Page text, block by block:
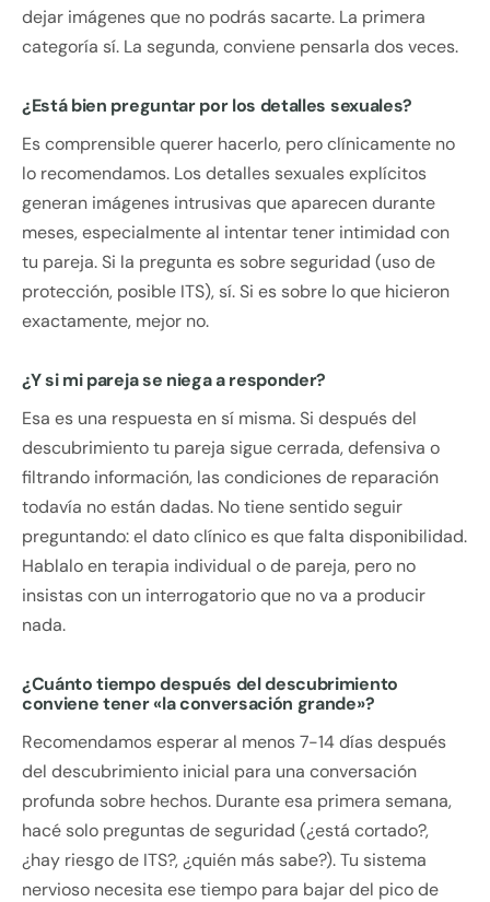
dejar imágenes que no podrás sacarte. La primera
categoría sí. La segunda, conviene pensarla dos veces.
¿Está bien preguntar por los detalles sexuales?
Es comprensible querer hacerlo, pero clínicamente no
lo recomendamos. Los detalles sexuales explícitos
generan imágenes intrusivas que aparecen durante
meses, especialmente al intentar tener intimidad con
tu pareja. Si la pregunta es sobre seguridad (uso de
protección, posible ITS), sí. Si es sobre lo que hicieron
exactamente, mejor no.
¿Y si mi pareja se niega a responder?
Esa es una respuesta en sí misma. Si después del
descubrimiento tu pareja sigue cerrada, defensiva o
filtrando información, las condiciones de reparación
todavía no están dadas. No tiene sentido seguir
preguntando: el dato clínico es que falta disponibilidad.
Hablalo en terapia individual o de pareja, pero no
insistas con un interrogatorio que no va a producir
nada.
¿Cuánto tiempo después del descubrimiento
conviene tener «la conversación grande»?
Recomendamos esperar al menos 7-14 días después
del descubrimiento inicial para una conversación
profunda sobre hechos. Durante esa primera semana,
hacé solo preguntas de seguridad (¿está cortado?,
¿hay riesgo de ITS?, ¿quién más sabe?). Tu sistema
nervioso necesita ese tiempo para bajar del pico de